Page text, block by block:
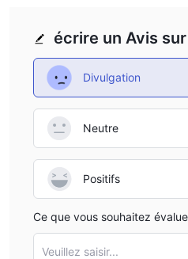
écrire un Avis
Divulgation
Neutre
Positifs
Ce que vous souhaitez
Veuillez saisir...